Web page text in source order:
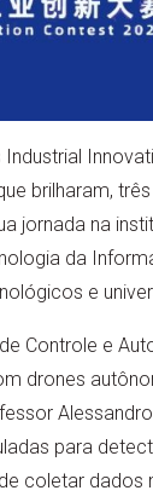
brilharam,
jornada na
da
e
Controle e
drones
para
coletar